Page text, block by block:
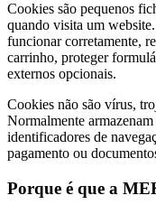
Cookies são pequenos
quando visita um
funcionar corretamente,
carrinho, proteger
externos opcionais.
Cookies não são vírus,
Normalmente
identificadores de
pagamento ou
Porque é que a